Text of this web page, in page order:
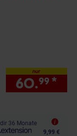
nur
60.99 *
36 Monate
9,99 €